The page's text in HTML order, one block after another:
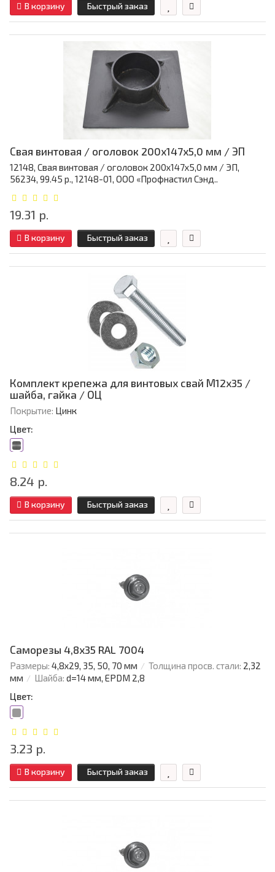
В корзину Быстрый заказ
Свая винтовая / оголовок 200x147x5,0 мм / ЭП
12148, Свая винтовая / оголовок 200x147x5,0 мм / ЭП,
56234, 99.45 р., 12148-01, ООО «Профнастил Сэнд..
19.31 р.
В корзину Быстрый заказ
Комплект крепежа для винтовых свай М12х35 /
шайба, гайка / ОЦ
Покрытие: Цинк
Цвет:
8.24 р.
В корзину Быстрый заказ
Саморезы 4,8х35 RAL 7004
Размеры: 4,8х29, 35, 50, 70 мм Толщина просв. стали: 2,32
мм
Шайба: d=14 мм, EPDM 2,8
Цвет:
3.23 р.
В корзину Быстрый заказ